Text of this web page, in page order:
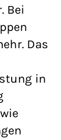
Bei
Das
in